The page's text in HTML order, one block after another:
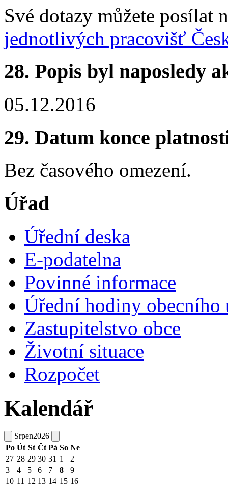
Své dotazy můžete posílat
jednotlivých pracovišť
28. Popis byl naposledy
05.12.2016
29. Datum konce
Bez časového omezení.
Úřad
Úřední deska
E-podatelna
Povinné informace
Úřední hodiny obecního
Zastupitelstvo obce
Životní situace
Rozpočet
Kalendář
Srpen2026
Po Út St Čt Pá So Ne
27 28 29 30 31 1
2
3
4 5 6 7 8
9
10 11 12 13 14 15 16